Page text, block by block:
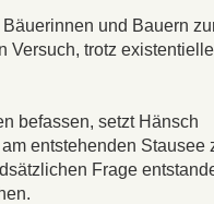
und Bauern
Versuch, trotz
befassen, setzt Hänsch
entstehenden Stausee
Frage